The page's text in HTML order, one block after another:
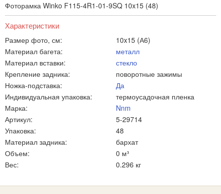
Фоторамка Winko F115-4R1-01-9SQ 10x15 (48)
Характеристики
Размер фото, см:
10x15 (А6)
Материал багета:
металл
Материал вставки:
стекло
Крепление задника:
поворотные зажимы
Ножка-подставка:
Да
Индивидуальная упаковка:
термоусадочная пленка
Марка:
Nnm
Артикул:
5-29714
Упаковка:
48
Материал задника:
бархат
Объем:
0 м³
Вес:
0.296 кг